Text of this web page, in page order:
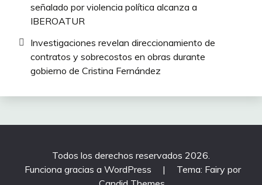
señalado por violencia política alcanza a
IBEROATUR
Investigaciones revelan direccionamiento de
contratos y sobrecostos en obras durante
gobierno de Cristina Fernández
Todos los derechos reservados 2026.
Funciona gracias a WordPress
|
Tema: Fairy por